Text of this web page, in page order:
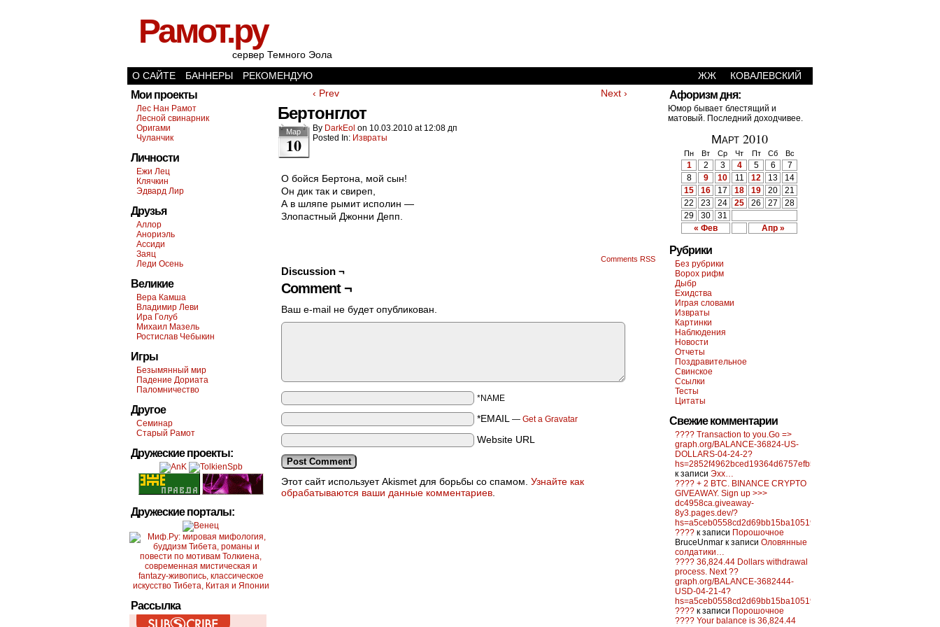
Рамот.ру
сервер Темного Эола
О САЙТЕ
БАННЕРЫ РЕКОМЕНДУЮ ЖЖ КОВАЛЕВСКИЙ
Мои проекты
Лес Нан Рамот
Лесной свинарник
Оригами
Чуланчик
Личности
Ежи Лец
Клячкин
Эдвард Лир
Друзья
Аллор
Анориэль
Ассиди
Заяц
Леди Осень
Великие
Вера Камша
Владимир Леви
Ира Голуб
Михаил Мазель
Ростислав Чебыкин
Игры
Безымянный мир
Падение Дориата
Паломничество
Другое
Семинар
Старый Рамот
Дружеские проекты:
Дружеские порталы:
Рассылка
‹ Prev Next ›
Бертонглот
Мар
10
By DarkEol on 10.03.2010 at 12:08 дп
Posted In: Извраты
О бойся Бертона, мой сын!
Он дик так и свиреп,
А в шляпе рымит исполин —
Злопастный Джонни Депп.
Comments RSS
Discussion ¬
Comment ¬
Ваш e-mail не будет опубликован.
*NAME
*EMAIL — Get a Gravatar
Website URL
Этот сайт использует Akismet для борьбы со спамом. Узнайте как
обрабатываются ваши данные комментариев
Афоризм дня:
Юмор бывает блестящий и
матовый. Последний доходчивее.
Март 2010
Пн Вт Ср Чт Пт Сб Вс
« Фев Апр »
1 2 3 4 5 6
7
8
9 10 11 12 13
14
15
16 17 18 19 20
21
22
23 24 25 26 27
28
29
30 31
Рубрики
Без рубрики
Ворох рифм
Дыбр
Ехидства
Играя словами
Извраты
Картинки
Наблюдения
Новости
Отчеты
Поздравительное
Свинское
Ссылки
Тесты
Цитаты
Свежие комментарии
???? Transaction to you.Go =>
graph.org/BALANCE-36824-US-
DOLLARS-04-24-2?
hs=2852f4962bced19364d6757efb5f6a84&
к записи Эхх…
???? + 2 BTC. BINANCE CRYPTO
GIVEAWAY. Sign up >>>
dc4958ca.giveaway-
8y3.pages.dev/?
hs=a5ceb0558cd2d69bb15ba10519f0d6c2&
???? к записи Порошочное
BruceUnmar к записи Оловянные
солдатики…
???? 36,824.44 Dollars withdrawal
process. Next ??
graph.org/BALANCE-3682444-
USD-04-21-4?
hs=a5ceb0558cd2d69bb15ba10519f0d6c2&
???? к записи Порошочное
???? Your balance is 36,824.44